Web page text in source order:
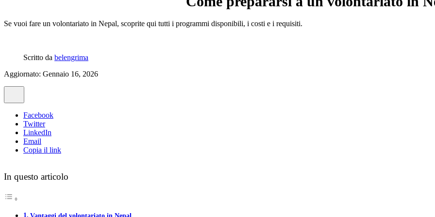
Se vuoi fare un volontariato in Nepal, scoprite qui tutti i programmi disponibili, i costi e i requisiti.
Scritto da belengrima
Aggiornato: Gennaio 16, 2026
Facebook
Twitter
LinkedIn
Email
Copia il link
In questo articolo
Vantaggi del volontariato in Nepal